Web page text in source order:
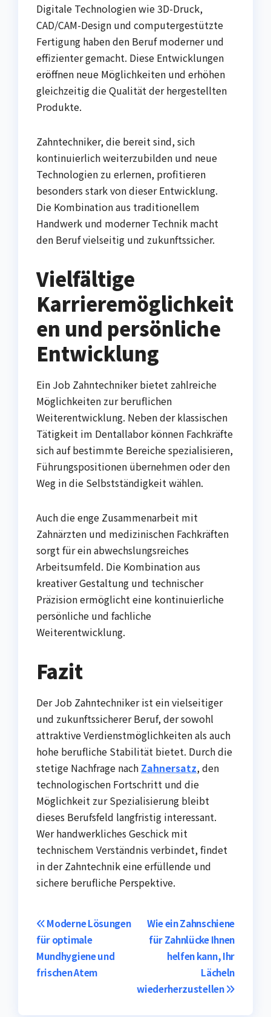
Digitale Technologien wie 3D-Druck,
CAD/CAM-Design und computergestützte
Fertigung haben den Beruf moderner und
effizienter gemacht. Diese Entwicklungen
eröffnen neue Möglichkeiten und erhöhen
gleichzeitig die Qualität der hergestellten
Produkte.
Zahntechniker, die bereit sind, sich
kontinuierlich weiterzubilden und neue
Technologien zu erlernen, profitieren
besonders stark von dieser Entwicklung.
Die Kombination aus traditionellem
Handwerk und moderner Technik macht
den Beruf vielseitig und zukunftssicher.
Vielfältige
Karrieremöglichkeit
en und persönliche
Entwicklung
Ein Job Zahntechniker bietet zahlreiche
Möglichkeiten zur beruflichen
Weiterentwicklung. Neben der klassischen
Tätigkeit im Dentallabor können Fachkräfte
sich auf bestimmte Bereiche spezialisieren,
Führungspositionen übernehmen oder den
Weg in die Selbstständigkeit wählen.
Auch die enge Zusammenarbeit mit
Zahnärzten und medizinischen Fachkräften
sorgt für ein abwechslungsreiches
Arbeitsumfeld. Die Kombination aus
kreativer Gestaltung und technischer
Präzision ermöglicht eine kontinuierliche
persönliche und fachliche
Weiterentwicklung.
Fazit
Der Job Zahntechniker ist ein vielseitiger
und zukunftssicherer Beruf, der sowohl
attraktive Verdienstmöglichkeiten als auch
hohe berufliche Stabilität bietet. Durch die
stetige Nachfrage nach Zahnersatz, den
technologischen Fortschritt und die
Möglichkeit zur Spezialisierung bleibt
dieses Berufsfeld langfristig interessant.
Wer handwerkliches Geschick mit
technischem Verständnis verbindet, findet
in der Zahntechnik eine erfüllende und
sichere berufliche Perspektive.
Post
navigation
Wie ein Zahnschiene
für Zahnlücke Ihnen
helfen kann, Ihr
Lächeln
wiederherzustellen
Moderne Lösungen
für optimale
Mundhygiene und
frischen Atem